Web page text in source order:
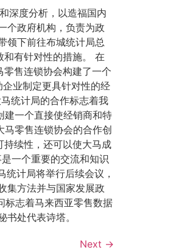
深度分析，以造福国内
个政府机构，负责为政
领下前往布城统计局总
有针对性的措施。 在
售连锁协会构建了一个
业制定更具针对性的经
统计局的合作标志着我
建一个直接使经销商和特
马零售连锁协会的合作创
续性，还可以使大马成
一个重要的交流和知识
计局将举行后续会议，
集方法并与国家发展政
标志着马来西亚零售数据
处代表诗塔。
Next →